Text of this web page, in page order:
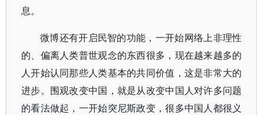
息。
微博还有开启民智的功能，一开始网络上非理性
的、偏离人类普世观念的东西很多，现在越来越多的
人开始认同那些人类基本的共同价值，这是非常大的
进步。围观改变中国，就是从改变中国人对许多问题
的看法做起，一开始突尼斯政变，很多中国人都很义